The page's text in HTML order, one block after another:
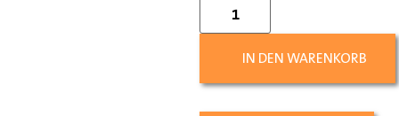
IN DEN WARENKORB